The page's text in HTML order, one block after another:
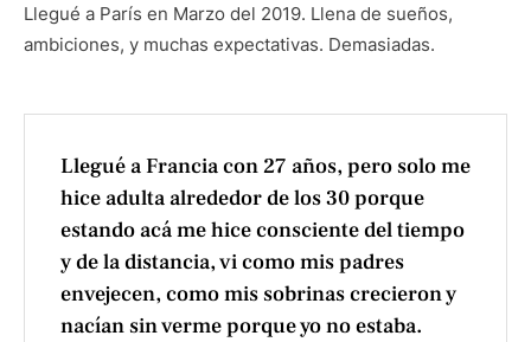
Llegué a París en Marzo del 2019. Llena de sueños,
ambiciones, y muchas expectativas. Demasiadas.
Llegué a Francia con 27 años, pero solo me
hice adulta alrededor de los 30 porque
estando acá me hice consciente del tiempo
y de la distancia, vi como mis padres
envejecen, como mis sobrinas crecieron y
nacían sin verme porque yo no estaba.